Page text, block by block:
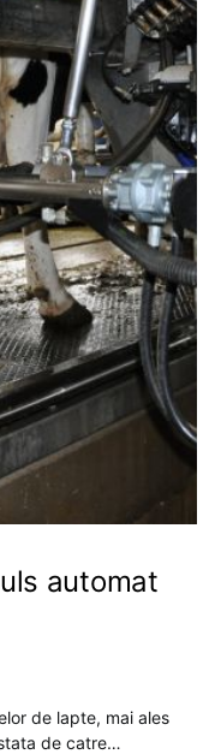
automat
de lapte, mai ales
de catre…